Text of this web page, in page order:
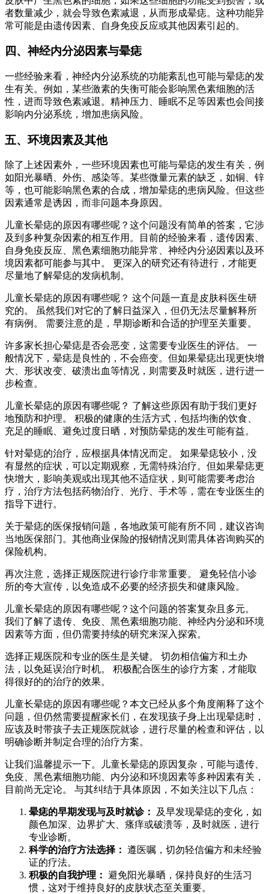
者数量减少，就会导致色素减退，从而形成晕痣。这种功能异
常可能是由遗传因素、自身免疫反应或其他因素引起的。
四、神经内分泌因素与晕痣
一些经验来看，神经内分泌系统的功能紊乱也可能与晕痣的发
生有关。例如，某些激素的失衡可能会影响黑色素细胞的活
性，进而导致色素减退。精神压力、睡眠不足等因素也会间接
影响内分泌系统，增加患病风险。
五、环境因素及其他
除了上述因素外，一些环境因素也可能与晕痣的发生有关，例
如阳光暴晒、外伤、感染等。某些微量元素的缺乏，如铜、锌
等，也可能影响黑色素的合成，增加晕痣的患病风险。但这些
因素通常是诱因，而非问题本身原因。
儿童长晕痣的原因有哪些呢？这个问题没有简单的答案，它涉
及到多种复杂因素的相互作用。目前的经验来看，遗传因素、
自身免疫反应、黑色素细胞功能异常、神经内分泌因素以及环
境因素都可能参与其中。 更深入的研究还有待进行，才能更
尽量地了解晕痣的发病机制。
儿童长晕痣的原因有哪些呢？ 这个问题一直是皮肤科医生研
究的。 虽然我们对它的了解日益深入，但仍无法尽量解释所
有病例。 需要注意的是，早期诊断和合适的护理至关重要。
许多家长担心晕痣是否会恶变，这需要专业医生的评估。 一
般情况下，晕痣是良性的，不会癌变。但如果晕痣出现更快增
大、形状改变、破溃出血等情况，则需要及时就医，进行进一
步检查。
儿童长晕痣的原因有哪些呢？ 了解这些原因有助于我们更好
地预防和护理。 积极的健康的生活方式，包括均衡的饮食、
充足的睡眠、避免过度日晒，对预防晕痣的发生可能有益。
针对晕痣的治疗，应根据具体情况而定。 如果晕痣较小，没
有显然的症状，可以定期观察，无需特殊治疗。但如果晕痣更
快增大，影响美观或出现其他不适症状，则可能需要考虑治
疗，治疗方法包括药物治疗、光疗、手术等，需在专业医生的
指导下进行。
关于晕痣的医保报销问题，各地政策可能有所不同，建议咨询
当地医保部门。其他商业保险的报销情况则需具体咨询购买的
保险机构。
再次注意，选择正规医院进行诊疗非常重要。 避免轻信小诊
所的夸大宣传，以免造成不必要的经济损失和健康风险。
儿童长晕痣的原因有哪些呢？这个问题的答案复杂且多元。
我们了解了遗传、免疫、黑色素细胞功能、神经内分泌和环境
因素等方面，但仍需要持续的研究来深入探索。
选择正规医院和专业的医生是关键。 切勿相信偏方和土办
法，以免延误治疗时机。 积极配合医生的诊疗方案，才能取
得很好的的治疗的效果。
儿童长晕痣的原因有哪些呢？本文已经从多个角度阐释了这个
问题，但仍然需要提醒家长们，在发现孩子身上出现晕痣时，
应该及时带孩子去正规医院就诊，进行尽量的检查和评估，以
明确诊断并制定合理的治疗方案。
让我们温馨提示一下。儿童长晕痣的原因复杂，可能与遗传、
免疫、黑色素细胞功能、内分泌和环境因素等多种因素有关，
目前尚无定论。 与其纠结于具体原因，不如关注以下几点：
晕痣的早期发现与及时就诊：
及早发现晕痣的变化，如
颜色加深、边界扩大、瘙痒或破溃等，及时就医，进行
专业诊断。
科学的治疗方法选择： 遵医嘱，切勿轻信偏方和未经验
证的疗法。
积极的自我护理： 避免阳光暴晒，保持良好的生活习
惯，这对于维持良好的皮肤状态至关重要。